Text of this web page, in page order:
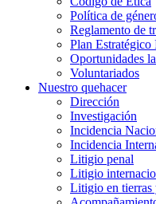
Política de
Reglamento de
Plan
Oportunidades
Voluntariados
Nuestro quehacer
Dirección
Investigación
Incidencia
Incidencia
Litigio penal
Litigio
Litigio en tierras